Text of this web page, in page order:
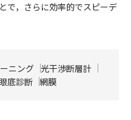
で，さらに効率的でスピーデ
ニング 光干渉断層計
底診断 網膜